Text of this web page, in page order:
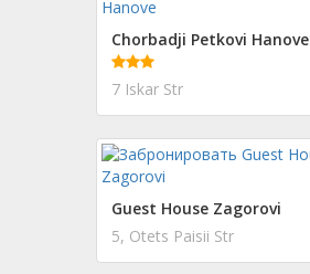
Chorbadji Petkovi Hanove
7 Iskar Str
Guest House Zagorovi
5, Otets Paisii Str